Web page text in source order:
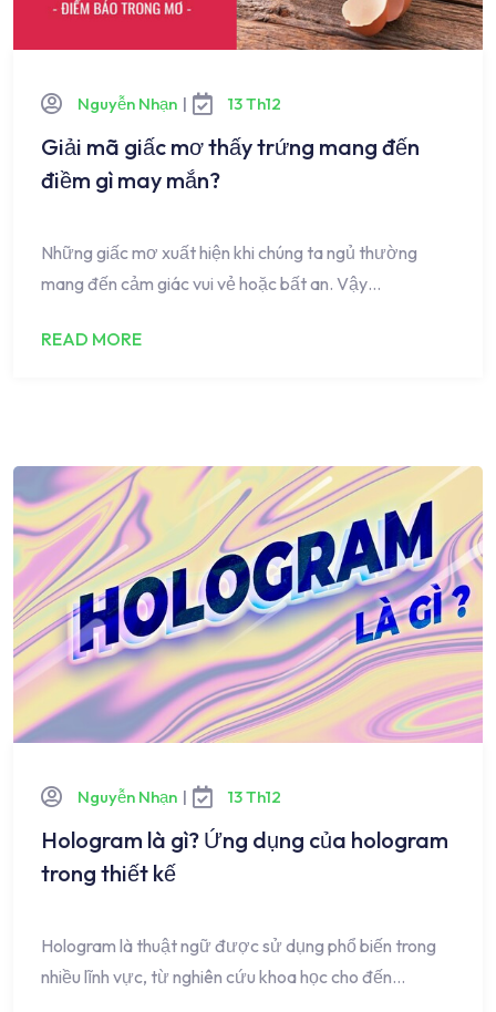
Nguyễn Nhạn | 13 Th12
Giải mã giấc mơ thấy trứng mang đến
điềm gì may mắn?
Những giấc mơ xuất hiện khi chúng ta ngủ thường
mang đến cảm giác vui vẻ hoặc bất an. Vậy…
READ MORE
Nguyễn Nhạn | 13 Th12
Hologram là gì? Ứng dụng của hologram
trong thiết kế
Hologram là thuật ngữ được sử dụng phổ biến trong
nhiều lĩnh vực, từ nghiên cứu khoa học cho đến…